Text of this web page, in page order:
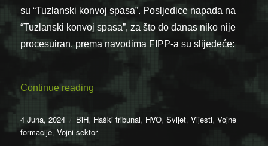
su “Tuzlanski konvoj spasa”. Posljedice napada na
“Tuzlanski konvoj spasa”, za što do danas niko nije
procesuiran, prema navodima FIPP-a su slijedeće:
Continue reading
Posted
on
4 Juna, 2024 Categories
BiH, Haški tribunal, HVO,Svijet,Vijesti,Vojne
formacije,Vojni sektor